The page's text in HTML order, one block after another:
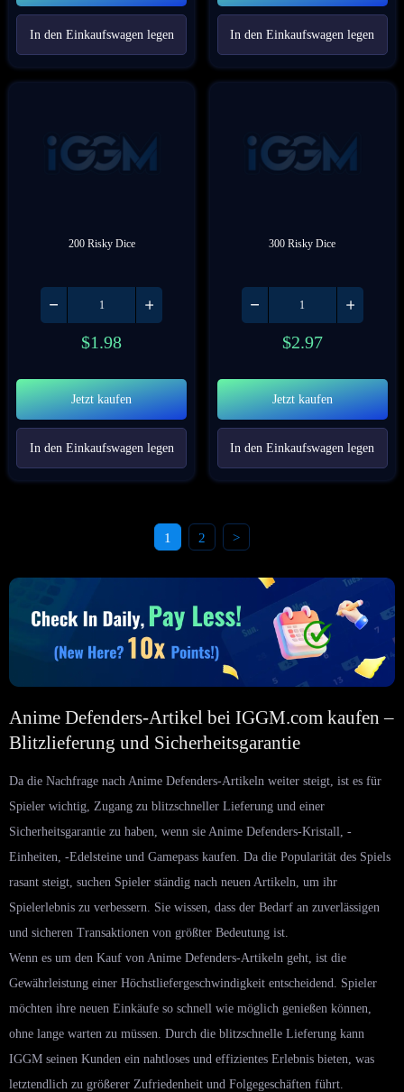
In den Einkaufswagen legen In den Einkaufswagen legen
200 Risky Dice
$1.98
Jetzt kaufen
In den Einkaufswagen legen
300 Risky Dice
$2.97
Jetzt kaufen
In den Einkaufswagen legen
1 2 >
Anime Defenders-Artikel bei IGGM.com kaufen –
Blitzlieferung und Sicherheitsgarantie
Da die Nachfrage nach Anime Defenders-Artikeln weiter steigt, ist es für
Spieler wichtig, Zugang zu blitzschneller Lieferung und einer
Sicherheitsgarantie zu haben, wenn sie Anime Defenders-Kristall, -
Einheiten, -Edelsteine ​​und Gamepass kaufen. Da die Popularität des Spiels
rasant steigt, suchen Spieler ständig nach neuen Artikeln, um ihr
Spielerlebnis zu verbessern. Sie wissen, dass der Bedarf an zuverlässigen
und sicheren Transaktionen von größter Bedeutung ist.
Wenn es um den Kauf von Anime Defenders-Artikeln geht, ist die
Gewährleistung einer Höchstliefergeschwindigkeit entscheidend. Spieler
möchten ihre neuen Einkäufe so schnell wie möglich genießen können,
ohne lange warten zu müssen. Durch die blitzschnelle Lieferung kann
IGGM seinen Kunden ein nahtloses und effizientes Erlebnis bieten, was
letztendlich zu größerer Zufriedenheit und Folgegeschäften führt.